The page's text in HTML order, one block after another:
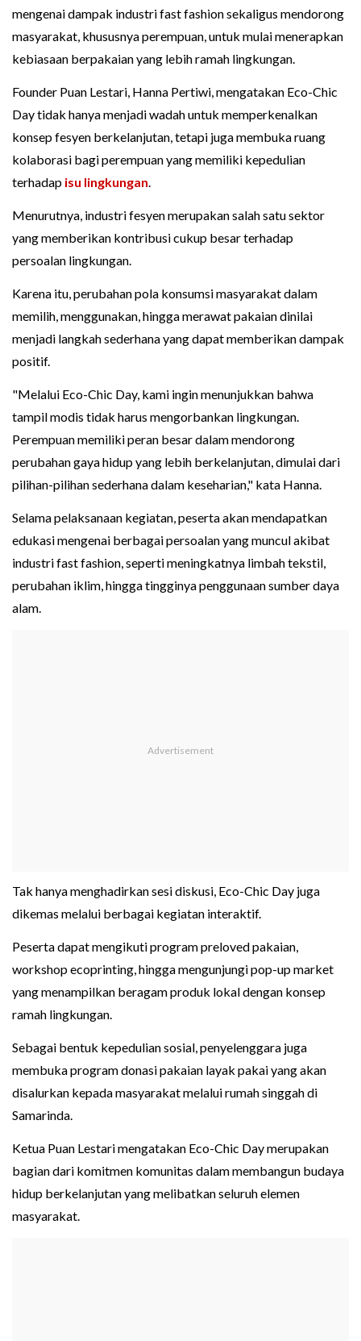
mengenai dampak industri fast fashion sekaligus mendorong
masyarakat, khususnya perempuan, untuk mulai menerapkan
kebiasaan berpakaian yang lebih ramah lingkungan.
Founder Puan Lestari, Hanna Pertiwi, mengatakan Eco-Chic
Day tidak hanya menjadi wadah untuk memperkenalkan
konsep fesyen berkelanjutan, tetapi juga membuka ruang
kolaborasi bagi perempuan yang memiliki kepedulian
terhadap isu lingkungan.
Menurutnya, industri fesyen merupakan salah satu sektor
yang memberikan kontribusi cukup besar terhadap
persoalan lingkungan.
Karena itu, perubahan pola konsumsi masyarakat dalam
memilih, menggunakan, hingga merawat pakaian dinilai
menjadi langkah sederhana yang dapat memberikan dampak
positif.
"Melalui Eco-Chic Day, kami ingin menunjukkan bahwa
tampil modis tidak harus mengorbankan lingkungan.
Perempuan memiliki peran besar dalam mendorong
perubahan gaya hidup yang lebih berkelanjutan, dimulai dari
pilihan-pilihan sederhana dalam keseharian," kata Hanna.
Selama pelaksanaan kegiatan, peserta akan mendapatkan
edukasi mengenai berbagai persoalan yang muncul akibat
industri fast fashion, seperti meningkatnya limbah tekstil,
perubahan iklim, hingga tingginya penggunaan sumber daya
alam.
Tak hanya menghadirkan sesi diskusi, Eco-Chic Day juga
dikemas melalui berbagai kegiatan interaktif.
Peserta dapat mengikuti program preloved pakaian,
workshop ecoprinting, hingga mengunjungi pop-up market
yang menampilkan beragam produk lokal dengan konsep
ramah lingkungan.
Sebagai bentuk kepedulian sosial, penyelenggara juga
membuka program donasi pakaian layak pakai yang akan
disalurkan kepada masyarakat melalui rumah singgah di
Samarinda.
Ketua Puan Lestari mengatakan Eco-Chic Day merupakan
bagian dari komitmen komunitas dalam membangun budaya
hidup berkelanjutan yang melibatkan seluruh elemen
masyarakat.